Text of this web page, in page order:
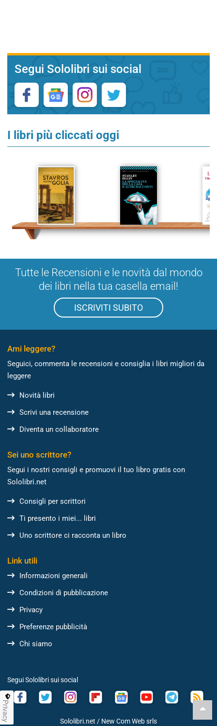
Segui Sololibri sui social
I libri più cliccati oggi
Tutte le Recensioni e le novità dal mondo
dei libri nella tua casella email!
ISCRIVITI SUBITO
Ami leggere?
Seguici, commenta le recensioni e consiglia i libri migliori da
leggere
Novità libri
Scrivi una recensione
Diventa un collaboratore
Sei uno scrittore?
Segui i nostri consigli e promuovi il tuo libro gratis con
Sololibri.net
Consigli per scrittori
Ti presento i miei... libri
Uno scrittore ci racconta un libro
Link utili
Informazioni generali
Condizioni di pubblicazione
Privacy
Preferenze pubblicità
Chi siamo
Segui Sololibri sui social
Sololibri.net / New Com Web srls
Privacy